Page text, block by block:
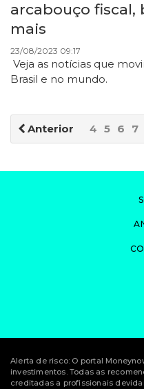
arcabouço fiscal,
mais
23/08/2023 09:17
Veja as notícias que
Brasil e no mundo.
Anterior 4 5 6 7
Alerta de risco: O portal
investimentos. Todas as
creditadas a profissionais